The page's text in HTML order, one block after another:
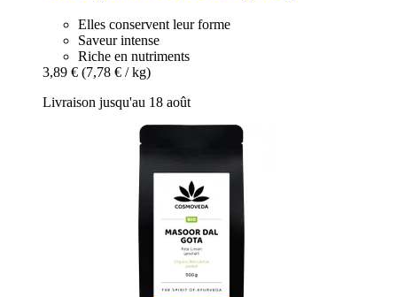
Elles conservent leur forme
Saveur intense
Riche en nutriments
3,89 € (7,78 € / kg)
Livraison jusqu'au 18 août